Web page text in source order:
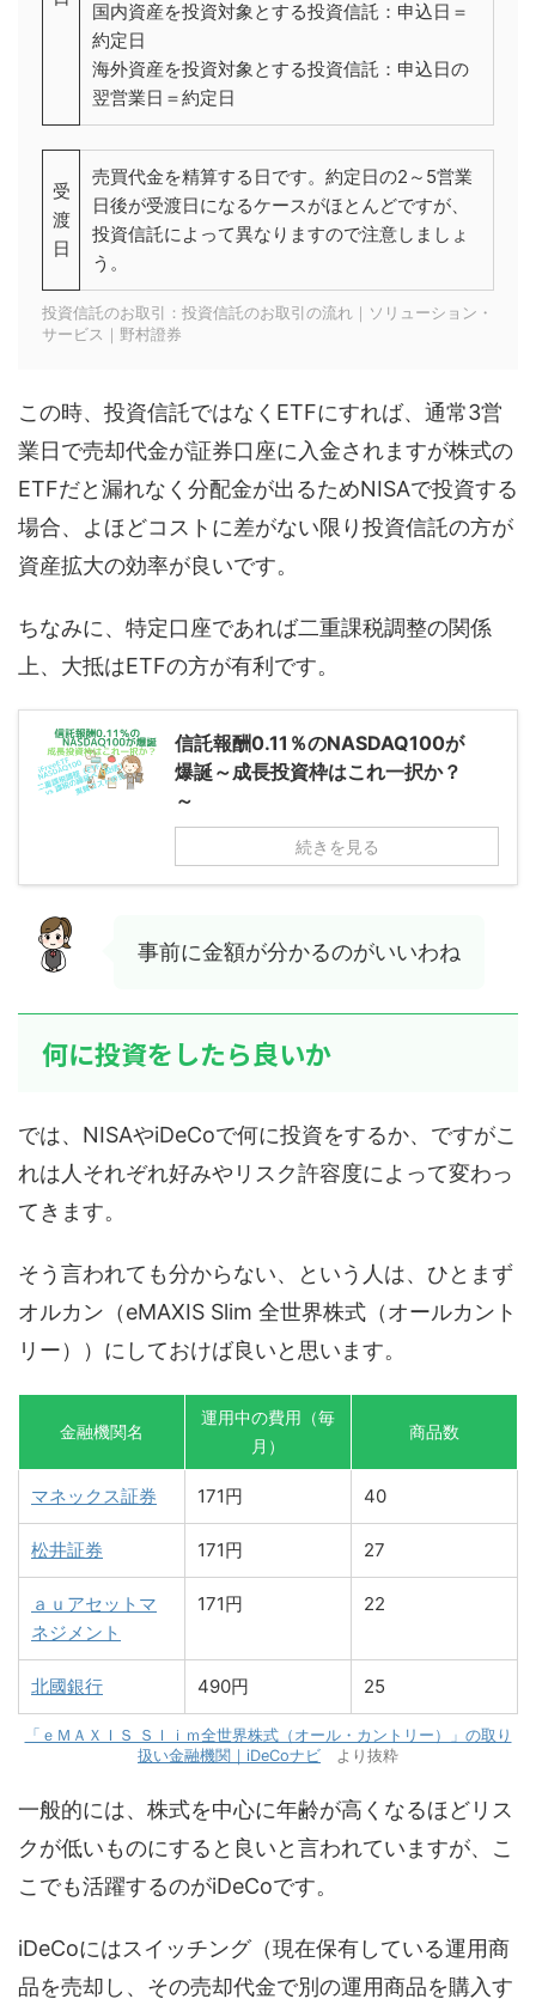
国内資産を投資対象とする投資信託：申込日＝
約定日
海外資産を投資対象とする投資信託：申込日の
翌営業日＝約定日
受
渡
日
売買代金を精算する日です。約定日の2～5営業
日後が受渡日になるケースがほとんどですが、
投資信託によって異なりますので注意しましょ
う。
投資信託のお取引：投資信託のお取引の流れ｜ソリューション・
サービス｜野村證券
この時、投資信託ではなくETFにすれば、通常3営
業日で売却代金が証券口座に入金されますが株式の
ETFだと漏れなく分配金が出るためNISAで投資する
場合、よほどコストに差がない限り投資信託の方が
資産拡大の効率が良いです。
ちなみに、特定口座であれば二重課税調整の関係
上、大抵はETFの方が有利です。
信託報酬0.11％のNASDAQ100が
爆誕～成長投資枠はこれ一択か？
～
続きを見る
事前に金額が分かるのがいいわね
何に投資をしたら良いか
では、NISAやiDeCoで何に投資をするか、ですがこ
れは人それぞれ好みやリスク許容度によって変わっ
てきます。
そう言われても分からない、という人は、ひとまず
オルカン（eMAXIS Slim 全世界株式（オールカント
リー））にしておけば良いと思います。
金融機関名
運⽤中の費⽤（毎
⽉）
商品数
マネックス証券 171円 40
松井証券 171円 27
ａｕアセットマ
ネジメント
171円 22
北國銀行 490円 25
「ｅＭＡＸＩＳ Ｓｌｉｍ全世界株式（オール・カントリー）」の取り
扱い金融機関｜iDeCoナビ より抜粋
一般的には、株式を中心に年齢が高くなるほどリス
クが低いものにすると良いと言われていますが、こ
こでも活躍するのがiDeCoです。
iDeCoにはスイッチング（現在保有している運用商
品を売却し、その売却代金で別の運用商品を購入す